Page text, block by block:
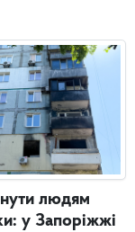
людям
у Запоріжжі